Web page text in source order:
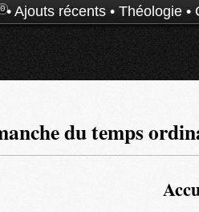
0• Ajouts récents • Théologie •
du temps